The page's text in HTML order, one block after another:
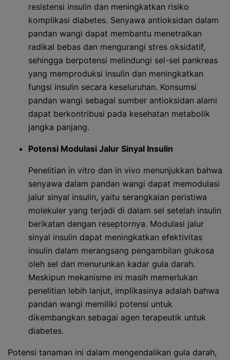
resistensi insulin dan meningkatkan risiko
komplikasi diabetes. Senyawa antioksidan dalam
pandan wangi dapat membantu menetralkan
radikal bebas dan mengurangi stres oksidatif,
sehingga berpotensi melindungi sel-sel pankreas
yang memproduksi insulin dan meningkatkan
fungsi insulin secara keseluruhan. Konsumsi
pandan wangi sebagai sumber antioksidan alami
dapat berkontribusi pada kesehatan metabolik
jangka panjang.
Potensi Modulasi Jalur Sinyal Insulin
Penelitian in vitro dan in vivo menunjukkan bahwa
senyawa dalam pandan wangi dapat memodulasi
jalur sinyal insulin, yaitu serangkaian peristiwa
molekuler yang terjadi di dalam sel setelah insulin
berikatan dengan reseptornya. Modulasi jalur
sinyal insulin dapat meningkatkan efektivitas
insulin dalam merangsang pengambilan glukosa
oleh sel dan menurunkan kadar gula darah.
Meskipun mekanisme ini masih memerlukan
penelitian lebih lanjut, implikasinya adalah bahwa
pandan wangi memiliki potensi untuk
dikembangkan sebagai agen terapeutik untuk
diabetes.
Potensi tanaman ini dalam mengendalikan gula darah,